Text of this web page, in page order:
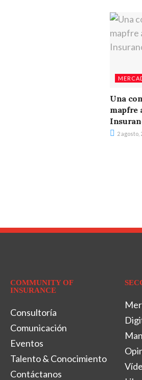
Una
mapfre
2 agosto,
COMMUNITY OF
INSURANCE
Consultoría
Comunicación
Eventos
Talento & Conocimiento
Contáctanos